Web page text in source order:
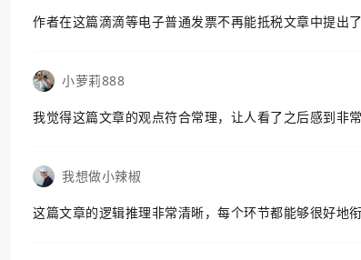
作者在这篇滴滴等电子普通发票不再能抵税文章中提出
小萝莉888
我觉得这篇文章的观点符合常理，让人看了之后感到非常
我想做小辣椒
这篇文章的逻辑推理非常清晰，每个环节都能够很好地衔